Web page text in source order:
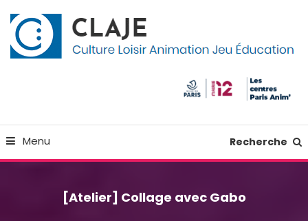
To
Content
Menu Recherche
[Atelier] Collage avec Gabo